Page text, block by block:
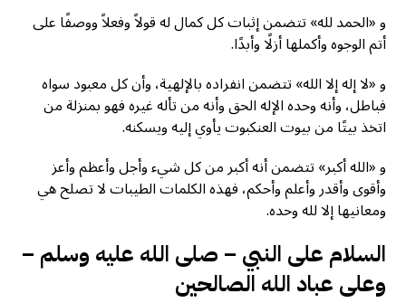
و «الحمد لله» تتضمن إثبات كل كمال له قولاً وفعلاً ووصفًا على
أتم الوجوه وأكملها أزلًا وأبدًا.
و «لا إله إلا الله» تتضمن انفراده بالإلهية، وأن كل معبود سواه
فباطل، وأنه وحده الإله الحق وأنه من تأله غيره فهو بمنزلة من
اتخذ بيتًا من بيوت العنكبوت يأوي إليه ويسكنه.
و «الله أكبر» تتضمن أنه أكبر من كل شيء وأجل وأعظم وأعز
وأقوى وأقدر وأعلم وأحكم، فهذه الكلمات الطيبات لا تصلح هي
ومعانيها إلا لله وحده.
السلام على النبي – صلى الله عليه وسلم –
وعلى عباد الله الصالحين